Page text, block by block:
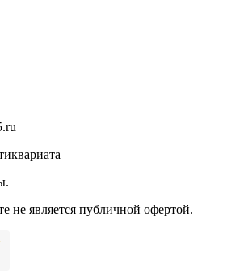
не является публичной офертой.